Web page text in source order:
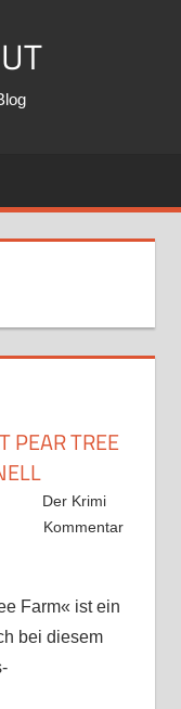
PEAR TREE
Der Krimi
Kommentar
Farm« ist ein
bei diesem